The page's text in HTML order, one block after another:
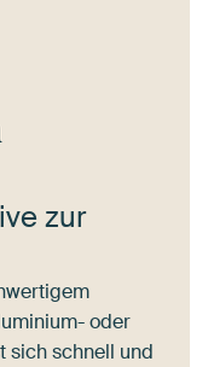
zur
oder
sich schnell und